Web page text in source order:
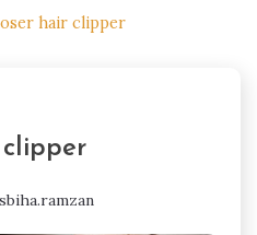
hair clipper
clipper